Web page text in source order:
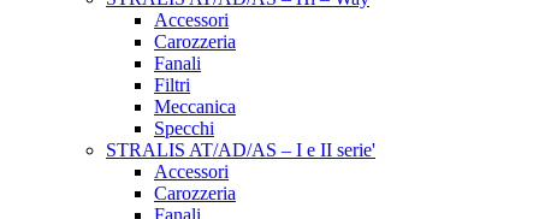
Accessori
Carozzeria
Fanali
Filtri
Meccanica
Specchi
STRALIS AT/AD/AS – I e II serie'
Accessori
Carozzeria